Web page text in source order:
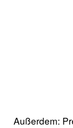
Außerdem: